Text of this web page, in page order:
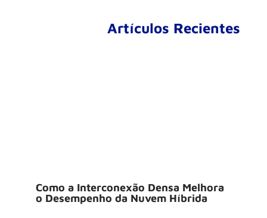
Artículos Recientes
Como a Interconexão Densa Melhora
o Desempenho da Nuvem Híbrida